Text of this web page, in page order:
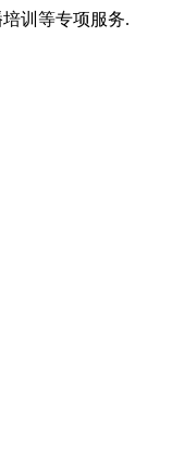
训等专项服务.